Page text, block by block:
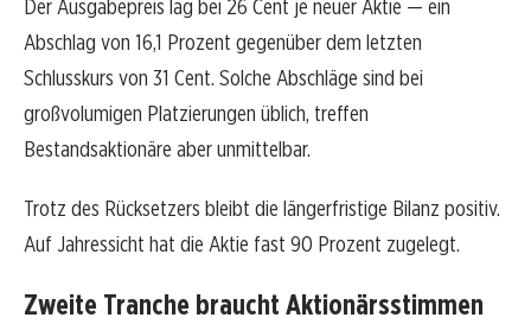
Der Ausgabepreis lag bei 26 Cent je neuer Aktie — ein
Abschlag von 16,1 Prozent gegenüber dem letzten
Schlusskurs von 31 Cent. Solche Abschläge sind bei
großvolumigen Platzierungen üblich, treffen
Bestandsaktionäre aber unmittelbar.
Trotz des Rücksetzers bleibt die längerfristige Bilanz positiv.
Auf Jahressicht hat die Aktie fast 90 Prozent zugelegt.
Zweite Tranche braucht Aktionärsstimmen